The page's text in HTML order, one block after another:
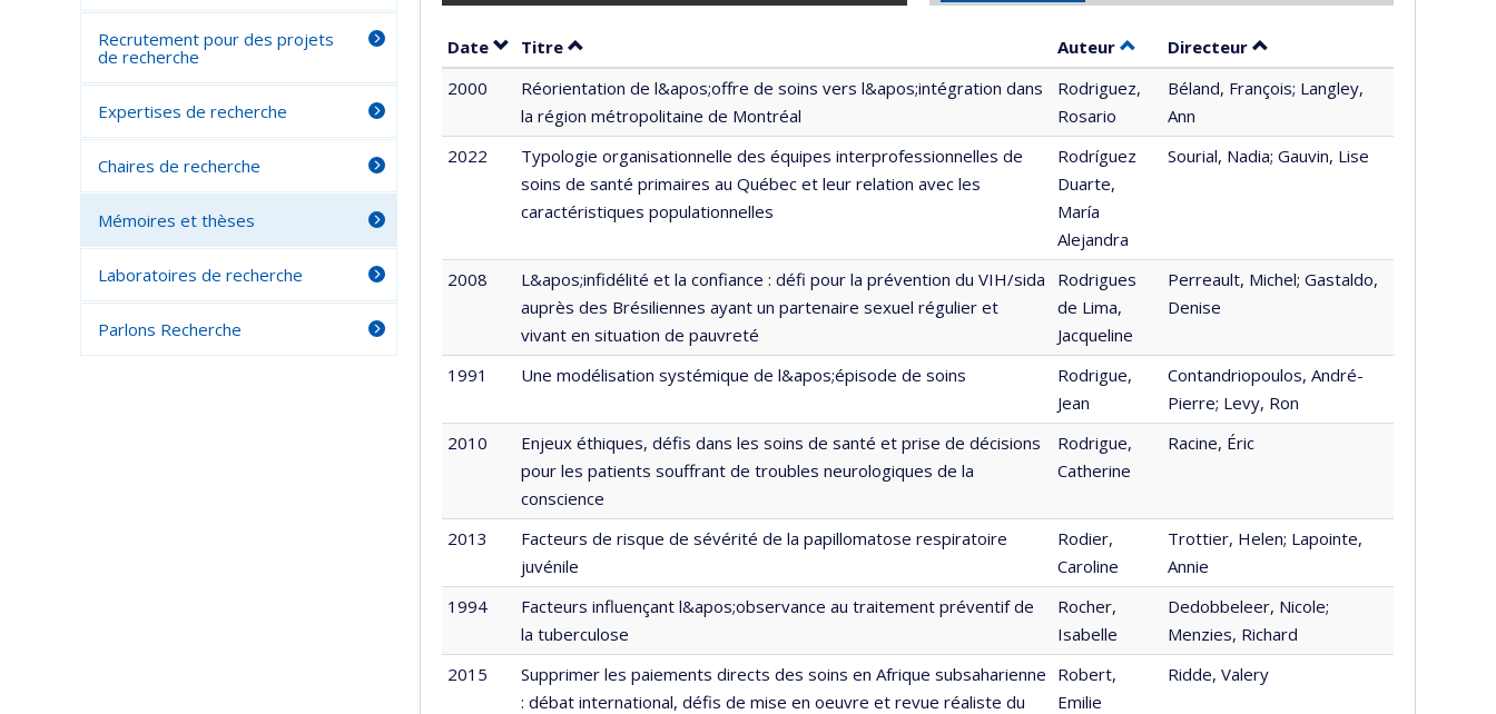
Date Trier par date en ordre décroissant
Titre Trier par titre en ordre décroissant Auteur Trier par auteur en ordre décroissant
Directeur par contributeur en ordre
2000
Réorientation de l&apos;offre de soins vers l&apos;intégration dans
la région métropolitaine de Montréal
Rodriguez,
Rosario
Béland, François; Langley,
Ann
2022
Typologie organisationnelle des équipes interprofessionnelles de
soins de santé primaires au Québec et leur relation avec les
caractéristiques populationnelles
Rodríguez
Duarte,
María
Alejandra
Sourial, Nadia; Gauvin, Lise
2008
L&apos;infidélité et la confiance : défi pour la prévention du VIH/sida
auprès des Brésiliennes ayant un partenaire sexuel régulier et
vivant en situation de pauvreté
Rodrigues
de Lima,
Jacqueline
Perreault, Michel; Gastaldo,
Denise
1991 Une modélisation systémique de l&apos;épisode de soins
Rodrigue,
Jean
Contandriopoulos, André-
Pierre; Levy, Ron
2010
Enjeux éthiques, défis dans les soins de santé et prise de décisions
pour les patients souffrant de troubles neurologiques de la
conscience
Rodrigue,
Catherine
Racine, Éric
2013
Facteurs de risque de sévérité de la papillomatose respiratoire
juvénile
Rodier,
Caroline
Trottier, Helen; Lapointe,
Annie
1994
Facteurs influençant l&apos;observance au traitement préventif de
la tuberculose
Rocher,
Isabelle
Dedobbeleer, Nicole;
Menzies, Richard
2015
Supprimer les paiements directs des soins en Afrique subsaharienne
: débat international, défis de mise en oeuvre et revue réaliste du
Robert,
Emilie
Ridde, Valery
Recrutement pour des projets
de recherche
Expertises de recherche
Chaires de recherche
Mémoires et thèses
Laboratoires de recherche
Parlons Recherche